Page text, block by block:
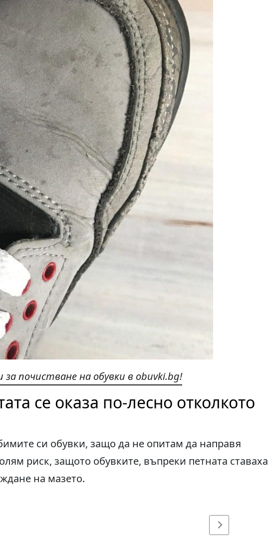
за почистване на обувки в obuvki.bg!
се оказа по-лесно отколкото
си обувки, защо да не опитам да направя
риск, защото обувките, въпреки петната ставаха
на мазето.